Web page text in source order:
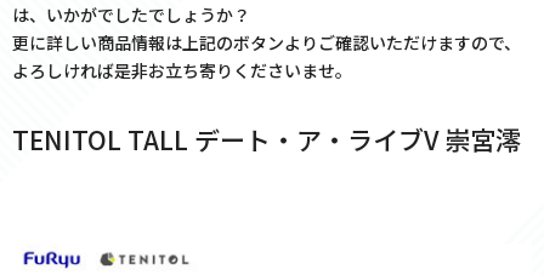
は、いかがでしたでしょうか？
更に詳しい商品情報は上記のボタンよりご確認いただけますので、
よろしければ是非お立ち寄りくださいませ。
TENITOL TALL デート・ア・ライブV 崇宮澪